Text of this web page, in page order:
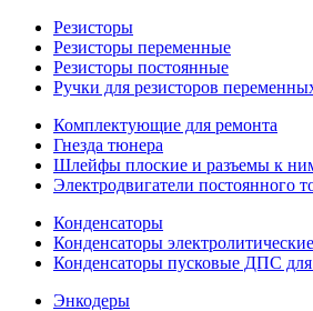
Резисторы
Резисторы переменные
Резисторы постоянные
Ручки для резисторов
Комплектующие для ремонта
Гнезда тюнера
Шлейфы плоские и разъемы к
Электродвигатели постоянного
Конденсаторы
Конденсаторы электролитические
Конденсаторы пусковые ДПС для
Энкодеры